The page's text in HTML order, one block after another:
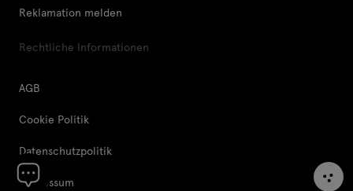
Reklamation melden
Rechtliche Informationen
AGB
Cookie Politik
Datenschutzpolitik
Impressum